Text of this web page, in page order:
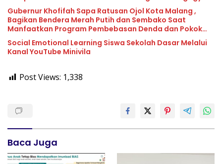
Gubernur Khofifah Sapa Ratusan Ojol Kota Malang ,
Bagikan Bendera Merah Putih dan Sembako Saat
Manfaatkan Program Pembebasan Denda dan Pokok
Tunggakan PKB
Social Emotional Learning Siswa Sekolah Dasar Melalui
Kanal YouTube Minivila
Post Views: 1,338
Baca Juga